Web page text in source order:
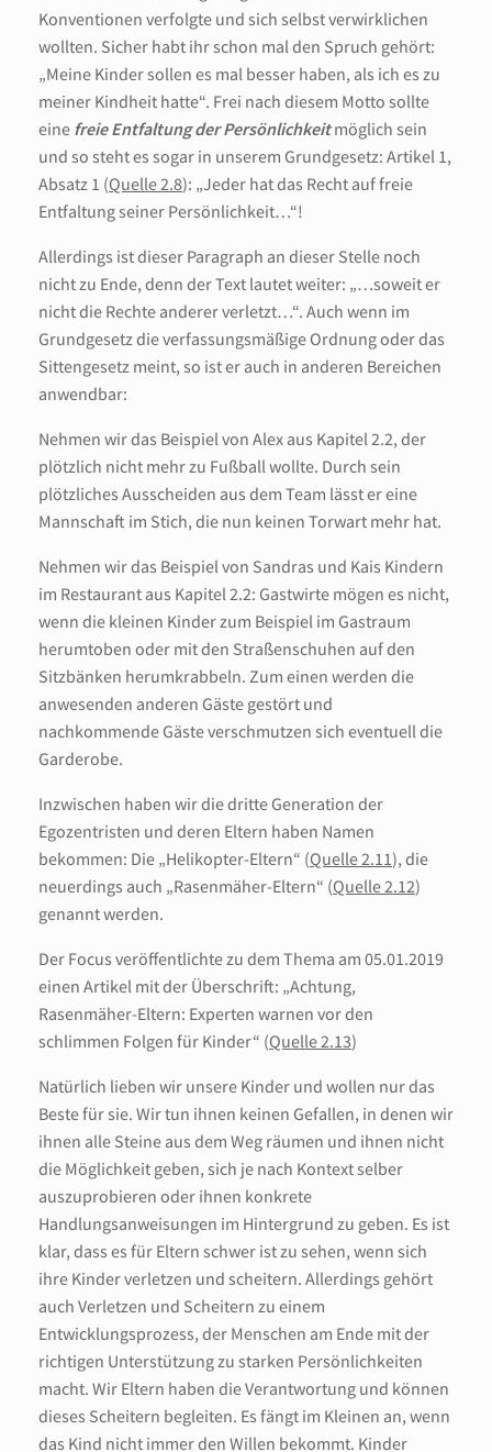
Konventionen verfolgte und sich selbst verwirklichen
wollten. Sicher habt ihr schon mal den Spruch gehört:
„Meine Kinder sollen es mal besser haben, als ich es zu
meiner Kindheit hatte“. Frei nach diesem Motto sollte
eine freie Entfaltung der Persönlichkeitmöglich sein
und so steht es sogar in unserem Grundgesetz: Artikel 1,
Absatz 1 (Quelle 2.8): „Jeder hat das Recht auf freie
Entfaltung seiner Persönlichkeit…“!
Allerdings ist dieser Paragraph an dieser Stelle noch
nicht zu Ende, denn der Text lautet weiter: „…soweit er
nicht die Rechte anderer verletzt…“. Auch wenn im
Grundgesetz die verfassungsmäßige Ordnung oder das
Sittengesetz meint, so ist er auch in anderen Bereichen
anwendbar:
Nehmen wir das Beispiel von Alex aus Kapitel 2.2, der
plötzlich nicht mehr zu Fußball wollte. Durch sein
plötzliches Ausscheiden aus dem Team lässt er eine
Mannschaft im Stich, die nun keinen Torwart mehr hat.
Nehmen wir das Beispiel von Sandras und Kais Kindern
im Restaurant aus Kapitel 2.2: Gastwirte mögen es nicht,
wenn die kleinen Kinder zum Beispiel im Gastraum
herumtoben oder mit den Straßenschuhen auf den
Sitzbänken herumkrabbeln. Zum einen werden die
anwesenden anderen Gäste gestört und
nachkommende Gäste verschmutzen sich eventuell die
Garderobe.
Inzwischen haben wir die dritte Generation der
Egozentristen und deren Eltern haben Namen
bekommen: Die „Helikopter-Eltern“ (Quelle 2.11), die
neuerdings auch „Rasenmäher-Eltern“ (Quelle 2.12)
genannt werden.
Der Focus veröffentlichte zu dem Thema am 05.01.2019
einen Artikel mit der Überschrift: „Achtung,
Rasenmäher-Eltern: Experten warnen vor den
schlimmen Folgen für Kinder“ (Quelle 2.13)
Natürlich lieben wir unsere Kinder und wollen nur das
Beste für sie. Wir tun ihnen keinen Gefallen, in denen wir
ihnen alle Steine aus dem Weg räumen und ihnen nicht
die Möglichkeit geben, sich je nach Kontext selber
auszuprobieren oder ihnen konkrete
Handlungsanweisungen im Hintergrund zu geben. Es ist
klar, dass es für Eltern schwer ist zu sehen, wenn sich
ihre Kinder verletzen und scheitern. Allerdings gehört
auch Verletzen und Scheitern zu einem
Entwicklungsprozess, der Menschen am Ende mit der
richtigen Unterstützung zu starken Persönlichkeiten
macht. Wir Eltern haben die Verantwortung und können
dieses Scheitern begleiten. Es fängt im Kleinen an, wenn
das Kind nicht immer den Willen bekommt. Kinder